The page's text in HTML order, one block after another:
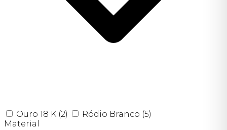
Ouro 18 K (2) Ródio Branco (5)
Material